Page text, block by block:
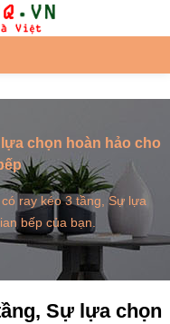
chọn hoàn hảo cho
ray kéo 3 tầng, Sự lựa
bếp của bạn.
Sự lựa chọn